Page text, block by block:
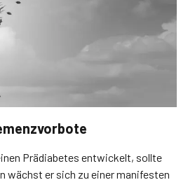
Prädiabetes entwickelt, sollte
wächst er sich zu einer manifesten